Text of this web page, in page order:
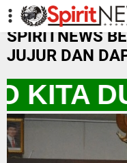
-->
SPIRITNEWS
JUJUR DAN